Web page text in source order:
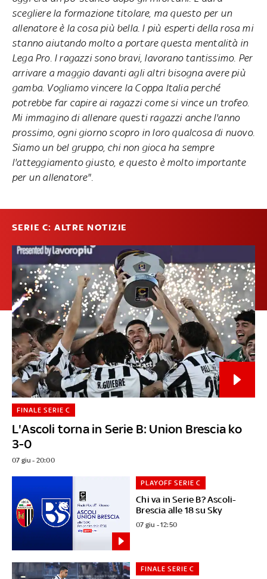
scegliere la formazione titolare, ma questo per un
allenatore è la cosa più bella. I più esperti della rosa mi
stanno aiutando molto a portare questa mentalità in
Lega Pro. I ragazzi sono bravi, lavorano tantissimo. Per
arrivare a maggio davanti agli altri bisogna avere più
gamba. Vogliamo vincere la Coppa Italia perché
potrebbe far capire ai ragazzi come si vince un trofeo.
Mi immagino di allenare questi ragazzi anche l'anno
prossimo, ogni giorno scopro in loro qualcosa di nuovo.
Siamo un bel gruppo, chi non gioca ha sempre
l'atteggiamento giusto, e questo è molto importante
per un allenatore".
SERIE C: ALTRE NOTIZIE
L'Ascoli torna in Serie B: Union Brescia ko
3-0
FINALE SERIE C
07 giu - 20:00
Chi va in Serie B? Ascoli-
Brescia alle 18 su Sky
PLAYOFF SERIE C
07 giu - 12:50
FINALE SERIE C